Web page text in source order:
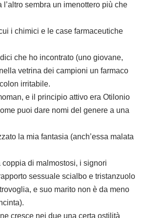
l’altro sembra un imenottero più che
i chimici e le case farmaceutiche
che ho incontrato (uno giovane,
vetrina dei campioni un farmaco
irritabile.
e il principio attivo era Otilonio
puoi dare nomi del genere a una
la mia fantasia (anch’essa malata
coppia di malmostosi, i signori
sessuale scialbo e tristanzuolo
e suo marito non è da meno
cresce nei due una certa ostilità